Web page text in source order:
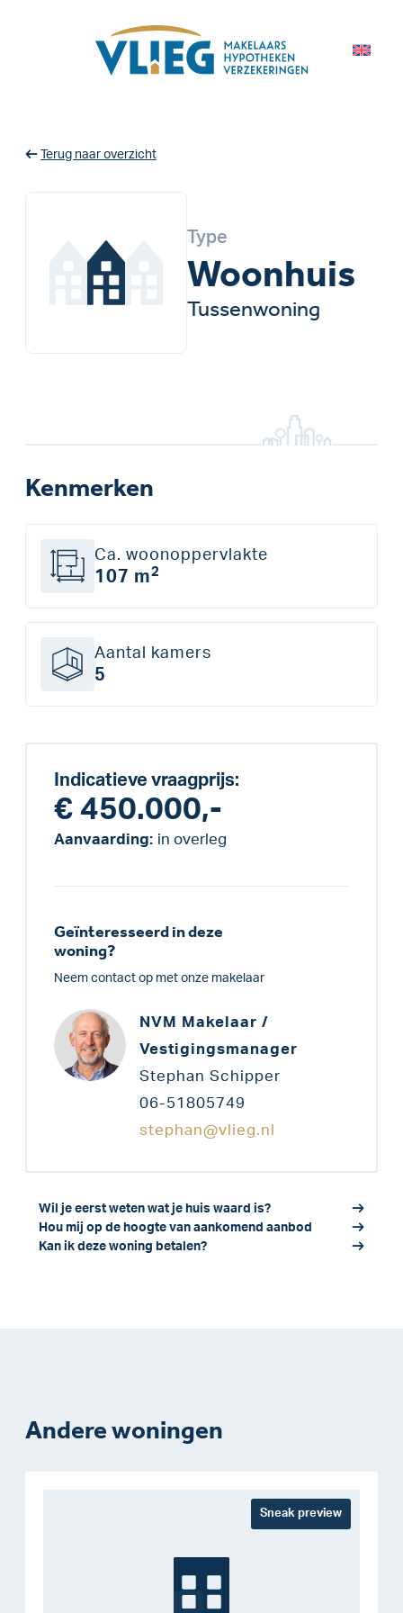
Terug naar overzicht
Type
Woonhuis
Tussenwoning
Kenmerken
Ca. woonoppervlakte
107 m2
Aantal kamers
5
Indicatieve vraagprijs:
€ 450.000,-
Aanvaarding: in overleg
Geïnteresseerd in deze
woning?
Neem contact op met onze makelaar
NVM Makelaar /
Vestigingsmanager
Stephan Schipper
06-51805749
stephan@vlieg.nl
Wil je eerst weten wat je huis waard is?
Hou mij op de hoogte van aankomend aanbod
Kan ik deze woning betalen?
Andere woningen
Sneak preview